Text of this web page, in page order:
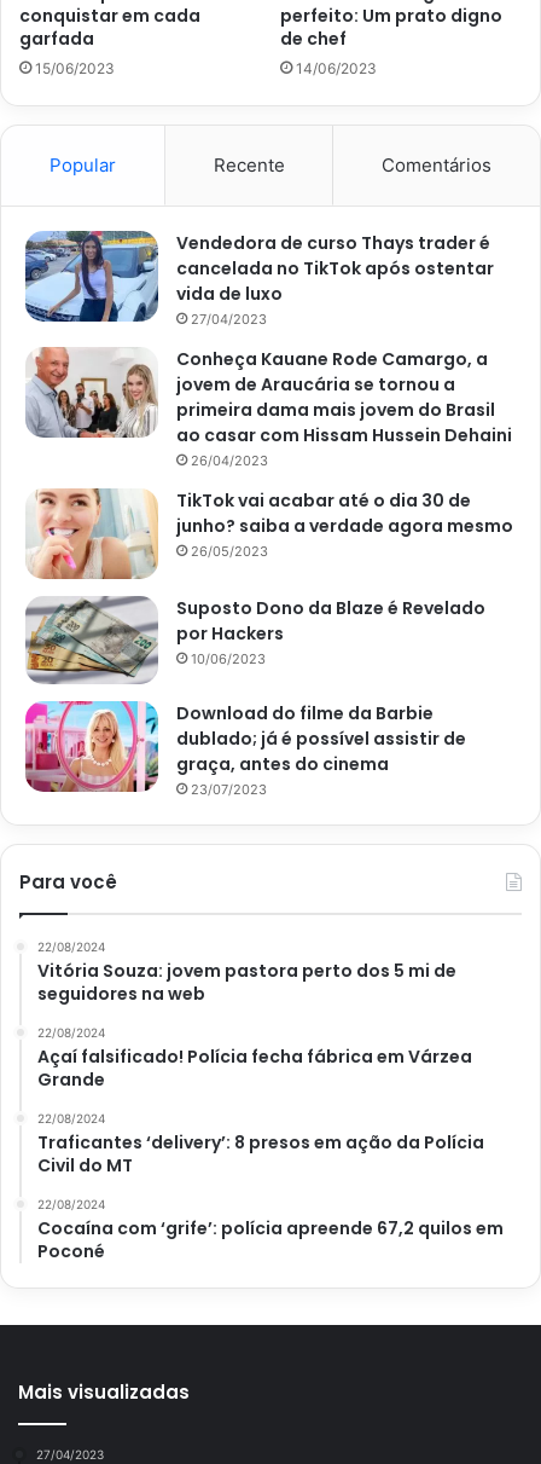
mexendo ocasionalmente.
Pegue algumas palhas de milho e mergulhe-as em
mais maleáveis.
Corte as palhas em pedaços do tamanho desejado e,
linguiça dentro delas.
Feche a palha de milho, enrolando-a bem e
amarrando as pontas com um barbante.
água fervente e deixe cozinhar por cerca de 45
minutos a 1 hora, dependendo do tamanho das
pamonhas.
Quando estiverem prontas, retire-as da água e deixe
esfriar um pouco antes de servir.
Sugestão de consumo
A linguiça é apenas um dos diversos ingredientes que
pode ser feito, mas pode substituir por outro da sua
escolha, por exemplo bacon com queijo, frango desfiado
com bacon e queijo, fique a vontade para experimentar
novos sabores.
Para uma versão mais suave e cremosa, adicione um
Você também pode assar a massa por 30 minutos ao invés
Pamonha de milho
Pamonha salgada Receita de vó
conquistar em cada
garfada
15/06/2023
perfeito: Um prato digno
de chef
14/06/2023
Popular Recente Comentários
Vendedora de curso Thays trader é
cancelada no TikTok após ostentar
vida de luxo
27/04/2023
Conheça Kauane Rode Camargo, a
jovem de Araucária se tornou a
primeira dama mais jovem do Brasil
ao casar com Hissam Hussein Dehaini
26/04/2023
TikTok vai acabar até o dia 30 de
junho? saiba a verdade agora mesmo
26/05/2023
Suposto Dono da Blaze é Revelado
por Hackers
10/06/2023
Download do filme da Barbie
dublado; já é possível assistir de
graça, antes do cinema
23/07/2023
Para você
22/08/2024
Vitória Souza: jovem pastora perto dos 5 mi de
seguidores na web
22/08/2024
Açaí falsificado! Polícia fecha fábrica em Várzea
Grande
22/08/2024
Traficantes ‘delivery’: 8 presos em ação da Polícia
Civil do MT
22/08/2024
Cocaína com ‘grife’: polícia apreende 67,2 quilos em
Poconé
Mais visualizadas
27/04/2023